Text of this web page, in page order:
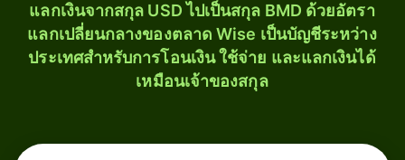
แลกเงินจากสกุล USD ไปเป็นสกุล BMD ด้วยอัตรา
แลกเปลี่ยนกลางของตลาด Wise เป็นบัญชีระหว่าง
ประเทศสำหรับการโอนเงิน ใช้จ่าย และแลกเงินได้
เหมือนเจ้าของสกุล